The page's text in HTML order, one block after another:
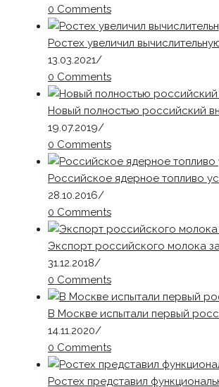
0 Comments
Ростех увеличил
13.03.2021/
0 Comments
Новый полностью российский
19.07.2019/
0 Comments
Российское ядерное топливо
28.10.2016/
0 Comments
Экспорт российского молока
31.12.2018/
0 Comments
В Москве испытали первый
14.11.2020/
0 Comments
Ростех представил